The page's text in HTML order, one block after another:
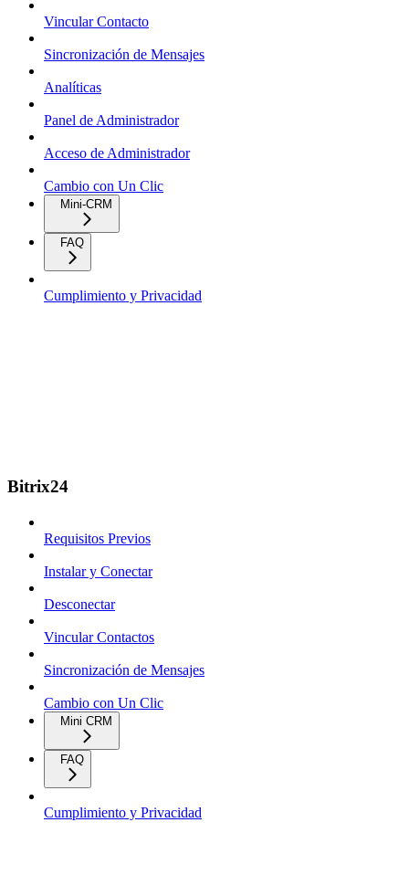
Vincular Contacto
Sincronización de Mensajes
Analíticas
Panel de Administrador
Acceso de Administrador
Cambio con Un Clic
Mini-CRM
FAQ
Cumplimiento y Privacidad
Bitrix24
Requisitos Previos
Instalar y Conectar
Desconectar
Vincular Contactos
Sincronización de Mensajes
Cambio con Un Clic
Mini CRM
FAQ
Cumplimiento y Privacidad